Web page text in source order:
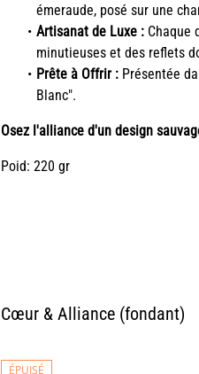
émeraude, posé sur une
Artisanat de Luxe : Chaque
minutieuses et des reflets
Prête à Offrir : Présentée
Blanc".
Osez l'alliance d'un design
Poid: 220 gr
Cœur & Alliance (fondant)
ÉPUISÉ